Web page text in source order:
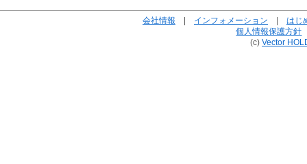
会社情報 インフォメーション
はじ
個人情報保護方針
(c) Vector